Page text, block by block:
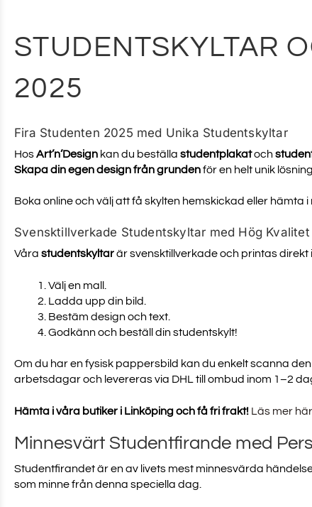
STUDENTSKYLTAR
2025
Fira Studenten 2025 med Unika Studentskyltar
HosArt’n’Design kan du beställa studentplakatoch
Skapa din egen design från grundenför en helt unik
Boka online och välj att få skylten hemskickad eller hämta
Svensktillverkade Studentskyltar med Hög Kvalitet
Våra studentskyltarär svensktillverkade och printas
Välj en mall.
Ladda upp din bild.
Bestäm design och text.
Godkänn och beställ din studentskylt!
Om du har en fysisk pappersbild kan du enkelt scanna
arbetsdagar och levereras via DHL till ombud inom 1–2
Hämta i våra butiker i Linköping och få fri frakt! Läs mer här
Minnesvärt Studentfirande med
Studentfirandet är en av livets mest minnesvärda
som minne från denna speciella dag.